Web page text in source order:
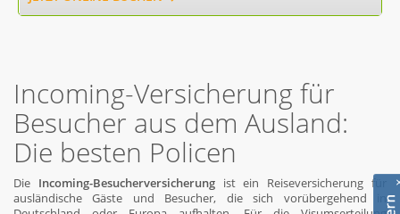
Incoming-Versicherung für
Besucher aus dem Ausland:
Die besten Policen
Die Incoming-Besucherversicherungist ein Reiseversicherung für
ausländische Gäste und Besucher, die sich vorübergehend in